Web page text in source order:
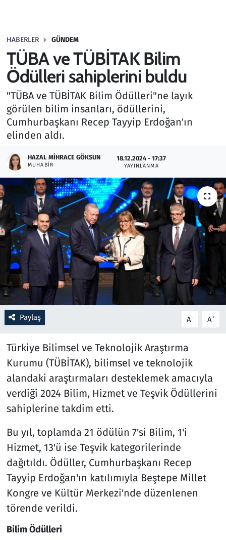
HABERLER GÜNDEM
TÜBA ve TÜBİTAK Bilim
Ödülleri sahiplerini buldu
"TÜBA ve TÜBİTAK Bilim Ödülleri"ne layık
görülen bilim insanları, ödüllerini,
Cumhurbaşkanı Recep Tayyip Erdoğan'ın
elinden aldı.
HAZAL MIHRACE GÖKSUN
MUHABIR
18.12.2024 - 17:37
YAYINLANMA
Paylaş A- A+
Türkiye Bilimsel ve Teknolojik Araştırma
Kurumu (TÜBİTAK), bilimsel ve teknolojik
alandaki araştırmaları desteklemek amacıyla
verdiği 2024 Bilim, Hizmet ve Teşvik Ödüllerini
sahiplerine takdim etti.
Bu yıl, toplamda 21 ödülün 7'si Bilim, 1'i
Hizmet, 13'ü ise Teşvik kategorilerinde
dağıtıldı. Ödüller, Cumhurbaşkanı Recep
Tayyip Erdoğan'ın katılımıyla Beştepe Millet
Kongre ve Kültür Merkezi'nde düzenlenen
törende verildi.
Bilim Ödülleri
Haber
Kültür Sanat
Kurumsal Haberler
Lezzet Durağı
Oyun
Ramazan
Resmi İlanlar
Rüya Tabirleri
Sağlık
Savunma Sanayi
Seçim 2023
Spor
Teknoloji ve Bilim
Televizyon